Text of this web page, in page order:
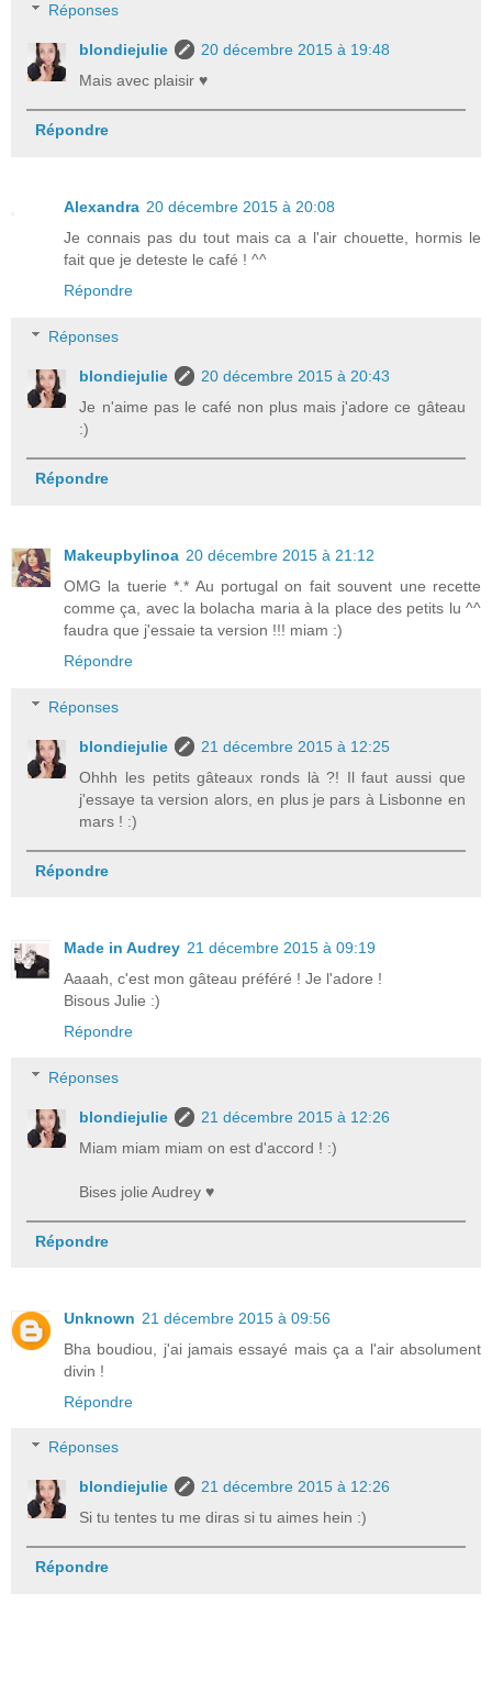
Réponses
blondiejulie
20 décembre 2015 à 19:48
Mais avec plaisir ♥
Répondre
Alexandra 20 décembre 2015 à 20:08
Je connais pas du tout mais ca a l'air chouette, hormis le
fait que je deteste le café ! ^^
Répondre
Réponses
blondiejulie
20 décembre 2015 à 20:43
Je n'aime pas le café non plus mais j'adore ce gâteau
:)
Répondre
Makeupbylinoa 20 décembre 2015 à 21:12
OMG la tuerie *.* Au portugal on fait souvent une recette
comme ça, avec la bolacha maria à la place des petits lu ^^
faudra que j'essaie ta version !!! miam :)
Répondre
Réponses
blondiejulie
21 décembre 2015 à 12:25
Ohhh les petits gâteaux ronds là ?! Il faut aussi que
j'essaye ta version alors, en plus je pars à Lisbonne en
mars ! :)
Répondre
Made in Audrey 21 décembre 2015 à 09:19
Aaaah, c'est mon gâteau préféré ! Je l'adore !
Bisous Julie :)
Répondre
Réponses
blondiejulie
21 décembre 2015 à 12:26
Miam miam miam on est d'accord ! :)
Bises jolie Audrey ♥
Répondre
Unknown 21 décembre 2015 à 09:56
Bha boudiou, j'ai jamais essayé mais ça a l'air absolument
divin !
Répondre
Réponses
blondiejulie
21 décembre 2015 à 12:26
Si tu tentes tu me diras si tu aimes hein :)
Répondre